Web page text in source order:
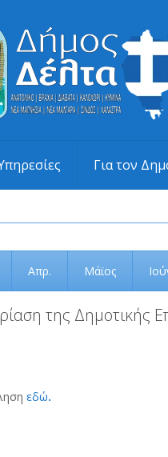
Για τον
Απρ. Μάϊος
της Δημοτικής
εδώ.